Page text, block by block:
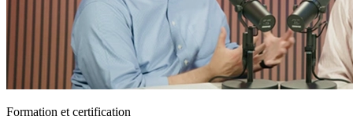
Formation et certification